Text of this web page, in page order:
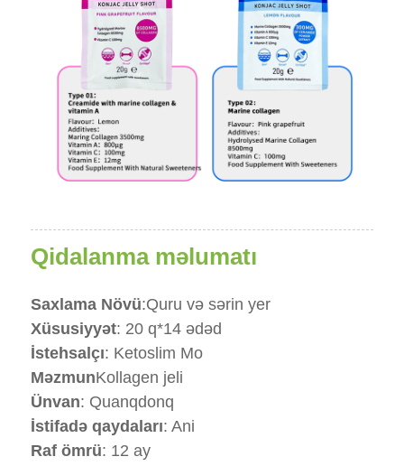
Qidalanma məlumatı
Saxlama Növü:Quru və sərin yer
Xüsusiyyət: 20 q*14 ədəd
İstehsalçı: Ketoslim Mo
MəzmunKollagen jeli
Ünvan: Quanqdonq
İstifadə qaydaları: Ani
Raf ömrü: 12 ay